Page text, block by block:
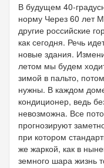
В будущем 40-
норму Через 60 лет
другие российские
как сегодня. Речь
новые здания.
летом мы будем
зимой в пальто,
нужны. В каждом
кондиционер, ведь
невозможна. Все
прогнозируют
при котором
же жаркой, как в
земного шара жизнь